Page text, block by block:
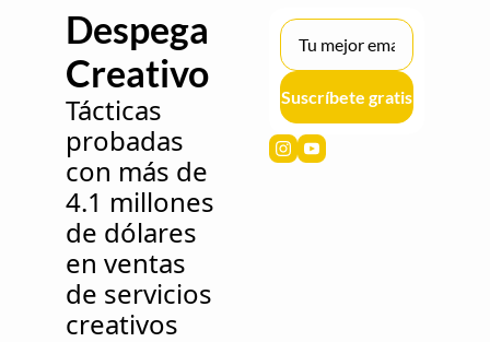
Despega
Creativo
Tácticas
probadas
con más de
4.1 millones
de dólares
en ventas
de servicios
creativos
Suscríbete gratis